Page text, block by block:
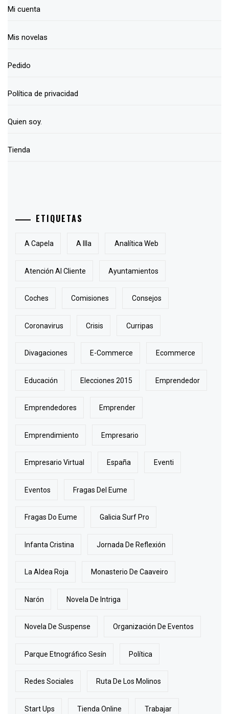
Mi cuenta
Mis novelas
Pedido
Política de privacidad
Quien soy.
Tienda
ETIQUETAS
A Capela A Illa Analítica Web
Atención Al Cliente Ayuntamientos
Coches Comisiones Consejos
Coronavirus Crisis Curripas
Divagaciones E-Commerce Ecommerce
Educación Elecciones 2015 Emprendedor
Emprendedores Emprender
Emprendimiento Empresario
Empresario Virtual España Eventi
Eventos Fragas Del Eume
Fragas Do Eume Galicia Surf Pro
Infanta Cristina Jornada De Reflexión
La Aldea Roja Monasterio De Caaveiro
Narón Novela De Intriga
Novela De Suspense Organización De Eventos
Parque Etnográfico Sesín Política
Redes Sociales Ruta De Los Molinos
Start Ups Tienda Online Trabajar